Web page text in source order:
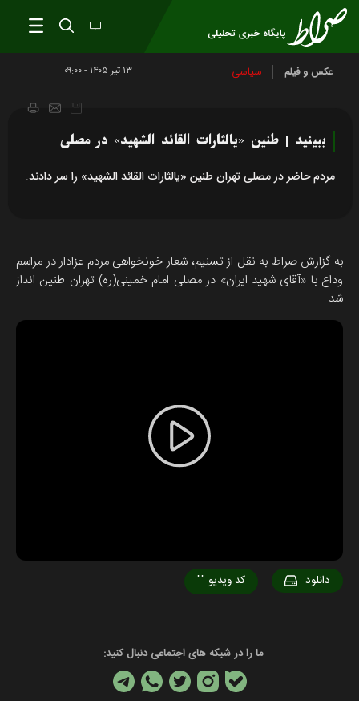
عکس و فیلم سیاسی ۱۳ تير ۱۴۰۵ - ۰۹:۰۰
ببینید | طنین «یالثارات القائد الشهید» در مصلی
مردم حاضر در مصلی تهران طنین «یالثارات القائد الشهید» را سر دادند.
به گزارش صراط به نقل از تسنیم، شعار خونخواهی مردم عزادار در مراسم
وداع با «آقای شهید ایران» در مصلی امام خمینی(ره) تهران طنین انداز
شد.
Play
Video
"" کد ویدیو دانلود
ما را در شبکه های اجتماعی دنبال کنید: